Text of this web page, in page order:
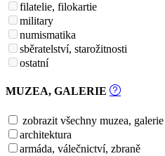
filatelie, filokartie
military
numismatika
sběratelství, starožitnosti
ostatní
MUZEA, GALERIE
zobrazit všechny muzea, galerie
architektura
armáda, válečnictví, zbraně